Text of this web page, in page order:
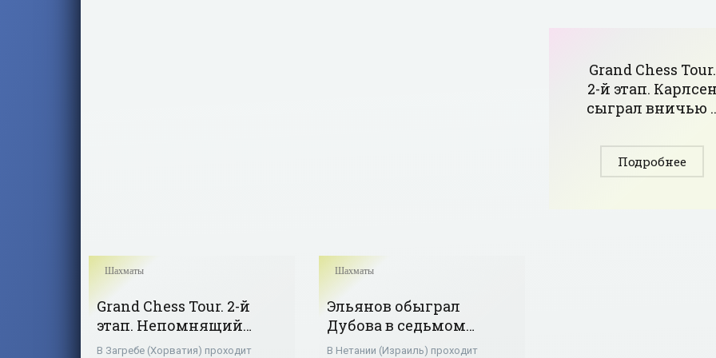
Шахматы
Grand Chess Tour. 2-й
этап. Непомнящий
лидирует после
В Загребе (Хорватия) проходит
Шахматы
Эльянов обыграл
Дубова в седьмом
раунде шахматного
В Нетании (Израиль) проходит
Grand Chess Tour.
2-й этап. Карлсен
сыграл вничью
Непомнящий
победил Каруану
Подробнее